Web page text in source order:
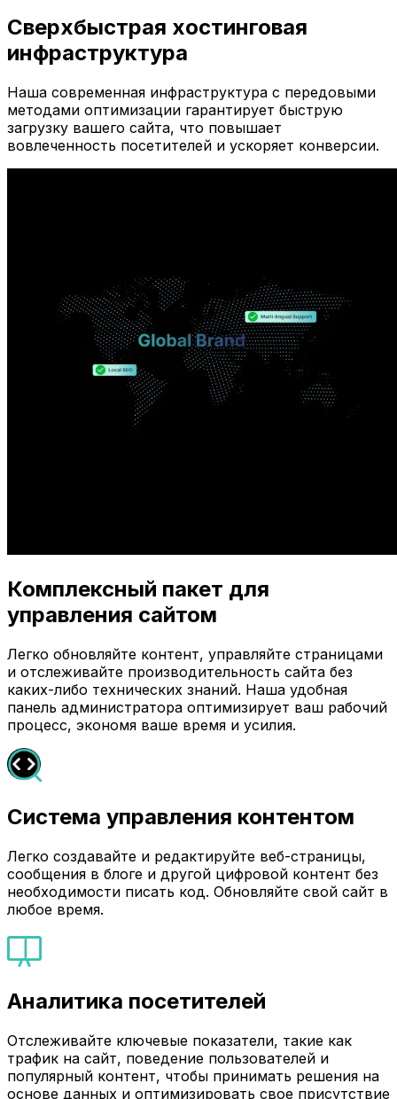
Сверхбыстрая хостинговая
инфраструктура
Наша современная инфраструктура с передовыми
методами оптимизации гарантирует быструю
загрузку вашего сайта, что повышает
вовлеченность посетителей и ускоряет конверсии.
Комплексный пакет для
управления сайтом
Легко обновляйте контент, управляйте страницами
и отслеживайте производительность сайта без
каких-либо технических знаний. Наша удобная
панель администратора оптимизирует ваш рабочий
процесс, экономя ваше время и усилия.
Система управления контентом
Легко создавайте и редактируйте веб-страницы,
сообщения в блоге и другой цифровой контент без
необходимости писать код. Обновляйте свой сайт в
любое время.
Аналитика посетителей
Отслеживайте ключевые показатели, такие как
трафик на сайт, поведение пользователей и
популярный контент, чтобы принимать решения на
основе данных и оптимизировать свое присутствие